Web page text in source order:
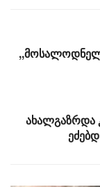
ახალგაზრდა